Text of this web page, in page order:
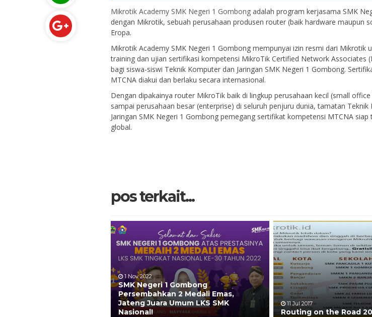
Mikrotik Academy SMK Negeri 1 Gombong adalah program kerjasama SMK
dengan Mikrotik, sebuah perusahaan produsen router (baik hardware maupun
Eropa.
Mikrotik Academy SMK Negeri 1 Gombong mempunyai izin resmi dari Mikrotik
training dan ujian sertifikasi kompetensi MikroTik Certified Network Associates
bagi siswa-siswi Teknik Komputer dan Jaringan SMK Negeri 1 Gombong.
MTCNA diakui dan berlaku secara internasional.
Dengan dipakainya router MikroTik baik di lingkup perusahaan kecil (small
sampai perusahaan besar (enterprise) di seluruh penjuru dunia, tamatan Teknik
Jaringan SMK Negeri 1 Gombong pemegang sertifikat kompetensi MTCNA siap
global.
pos terkait...
1 Nov 2022
SMK Negeri 1 Gombong
Persembahkan 2 Medali Emas,
Jateng Juara Umum LKS SMK
Nasional!
11 Jul 2017
Routing on the Road